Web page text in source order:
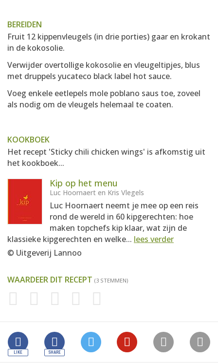
BEREIDEN
Fruit 12 kippenvleugels (in drie porties) gaar en krokant
in de kokosolie.
Verwijder overtollige kokosolie en vleugeltipjes, blus
met druppels yucateco black label hot sauce.
Voeg enkele eetlepels mole poblano saus toe, zoveel
als nodig om de vleugels helemaal te coaten.
KOOKBOEK
Het recept 'Sticky chili chicken wings' is afkomstig uit
het kookboek...
Kip op het menu
Luc Hoornaert en Kris Vlegels
Luc Hoornaert neemt je mee op een reis
rond de wereld in 60 kipgerechten: hoe
maken topchefs kip klaar, wat zijn de
klassieke kipgerechten en welke... lees verder
© Uitgeverij Lannoo
WAARDEER DIT RECEPT (3 STEMMEN)